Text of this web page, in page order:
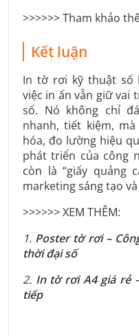
>>>>>> Tham khảo
Kết luận
In tờ rơi kỹ thuật số
việc in ấn vẫn giữ
số. Nó không chỉ
nhanh, tiết kiệm,
hóa, đo lường hiệu
phát triển của công
còn là “giấy quảng
marketing sáng tạo
>>>>>> XEM THÊM:
1. Poster tờ rơi –
thời đại số
2. In tờ rơi A4 giá rẻ
tiếp